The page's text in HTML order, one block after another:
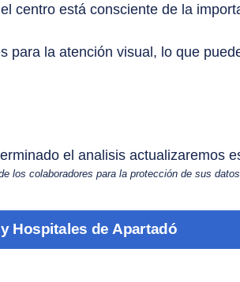
centro está consciente de la
para la atención visual, lo que
el analisis actualizaremos
colaboradores para la protección de sus
Hospitales de Apartadó